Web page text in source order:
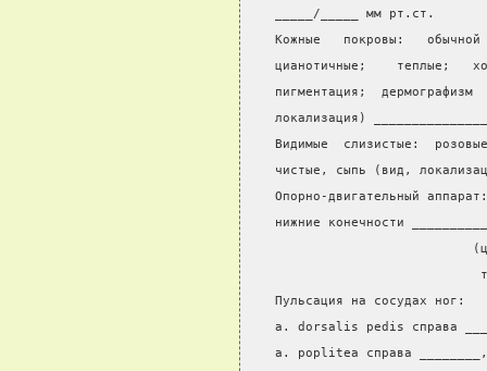
_____/_____ мм рт.ст.
Кожные   покровы:
цианотичные;    теплые;
пигментация;
локализация)
Видимые  слизистые:
чистые, сыпь (вид,
Опорно-двигательный
нижние конечности
Пульсация на сосудах ног:
а. dorsalis pedis справа
а. poplitea справа